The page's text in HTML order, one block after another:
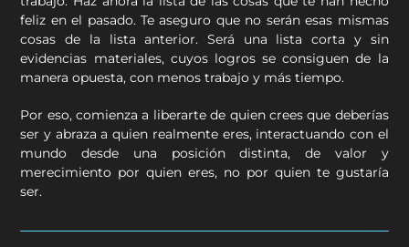
feliz en el pasado. Te aseguro que no serán esas mismas
cosas de la lista anterior. Será una lista corta y sin
evidencias materiales, cuyos logros se consiguen de la
manera opuesta, con menos trabajo y más tiempo.
Por eso, comienza a liberarte de quien crees que deberías
ser y abraza a quien realmente eres, interactuando con el
mundo desde una posición distinta, de valor y
merecimiento por quien eres, no por quien te gustaría
ser.